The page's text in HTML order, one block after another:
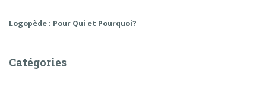
Logopède : Pour Qui et Pourquoi?
Catégories